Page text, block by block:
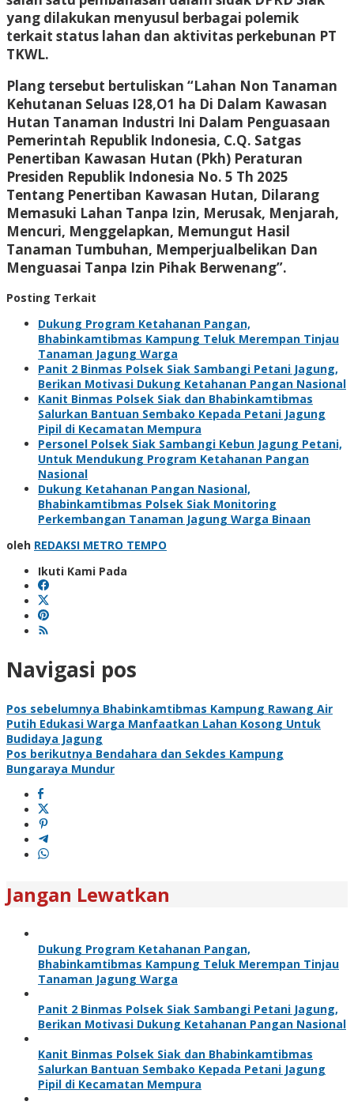
yang dilakukan menyusul berbagai polemik
terkait status lahan dan aktivitas perkebunan PT
TKWL.
Plang tersebut bertuliskan “Lahan Non Tanaman
Kehutanan Seluas I28,O1 ha Di Dalam Kawasan
Hutan Tanaman Industri Ini Dalam Penguasaan
Pemerintah Republik Indonesia, C.Q. Satgas
Penertiban Kawasan Hutan (Pkh) Peraturan
Presiden Republik Indonesia No. 5 Th 2025
Tentang Penertiban Kawasan Hutan, Dilarang
Memasuki Lahan Tanpa Izin, Merusak, Menjarah,
Mencuri, Menggelapkan, Memungut Hasil
Tanaman Tumbuhan, Memperjualbelikan Dan
Menguasai Tanpa Izin Pihak Berwenang”.
Posting Terkait
Dukung Program Ketahanan Pangan,
Bhabinkamtibmas Kampung Teluk Merempan Tinjau
Tanaman Jagung Warga
Panit 2 Binmas Polsek Siak Sambangi Petani Jagung,
Berikan Motivasi Dukung Ketahanan Pangan Nasional
Kanit Binmas Polsek Siak dan Bhabinkamtibmas
Salurkan Bantuan Sembako Kepada Petani Jagung
Pipil di Kecamatan Mempura
Personel Polsek Siak Sambangi Kebun Jagung Petani,
Untuk Mendukung Program Ketahanan Pangan
Nasional
Dukung Ketahanan Pangan Nasional,
Bhabinkamtibmas Polsek Siak Monitoring
Perkembangan Tanaman Jagung Warga Binaan
oleh REDAKSI METRO TEMPO
Ikuti Kami Pada
Navigasi pos
Pos sebelumnya Bhabinkamtibmas Kampung Rawang Air
Putih Edukasi Warga Manfaatkan Lahan Kosong Untuk
Budidaya Jagung
Pos berikutnya Bendahara dan Sekdes Kampung
Bungaraya Mundur
Jangan Lewatkan
Dukung Program Ketahanan Pangan,
Bhabinkamtibmas Kampung Teluk Merempan Tinjau
Tanaman Jagung Warga
Panit 2 Binmas Polsek Siak Sambangi Petani Jagung,
Berikan Motivasi Dukung Ketahanan Pangan Nasional
Kanit Binmas Polsek Siak dan Bhabinkamtibmas
Salurkan Bantuan Sembako Kepada Petani Jagung
Pipil di Kecamatan Mempura